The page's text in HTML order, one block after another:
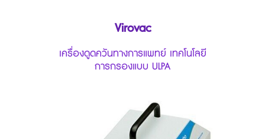
Virovac
เครื่องดูดควันทางการแพทย์ เทคโนโลยี
การกรองแบบ ULPA